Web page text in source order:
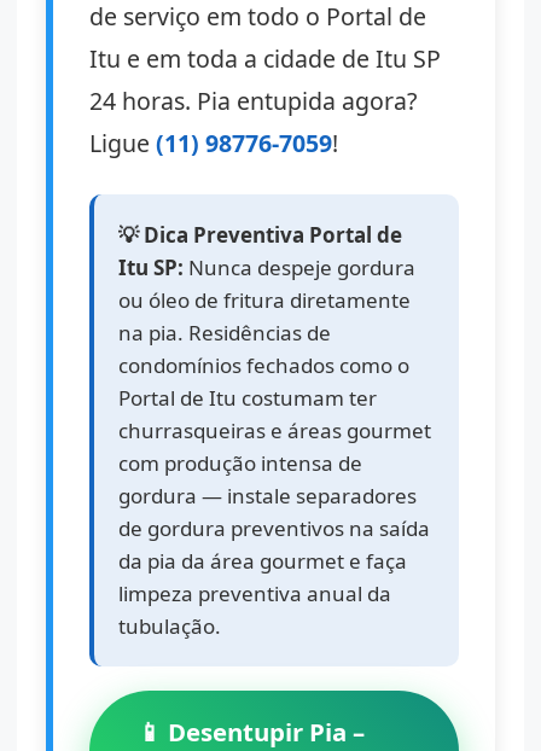
de serviço em todo o Portal de
Itu e em toda a cidade de Itu SP
24 horas. Pia entupida agora?
Ligue(11) 98776-7059!
💡 Dica Preventiva Portal de
Itu SP: Nunca despeje gordura
ou óleo de fritura diretamente
na pia. Residências de
condomínios fechados como o
Portal de Itu costumam ter
churrasqueiras e áreas gourmet
com produção intensa de
gordura — instale separadores
de gordura preventivos na saída
da pia da área gourmet e faça
limpeza preventiva anual da
tubulação.
📱 Desentupir Pia –